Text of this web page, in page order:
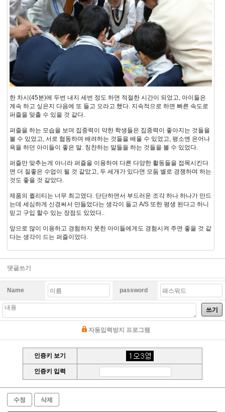
한 차시(45분)에 두번 내지 세번 정도 하면 적절한 시간이 되었고, 아이들은
계속 하고 싶은지 다음에 또 들고 오라고 했다. 지속적으로 하면 빠른 속도로
퍼즐을 맞출 수 있을 것 같다.
퍼즐을 하는 모습을 보며 집중력이 약한 학생들은 집중력이 좋아지는 것들을
볼 수 있었고, 서로 협동하며 배려하는 것들을 배울 수 있었고, 평소엔 은어나
욕을 하던 아이들이 좋은 말. 칭찬하는 말들을 하는 것들을 볼 수 있었다.
퍼즐만 맞추는게 아니라 퍼즐을 이용하여 다른 다양한 활동들을 접목시킨다
면 더 질좋은 수업이 될 것 같았고, 두 세개가 있다면 모둠 별로 경쟁하며 하는
것도 좋을 것 같았다.
제품의 퀼리티는 너무 최고였다. 단단하면서 부드러운 조각 하나 하나가 만드
는데 세심하게 신경써서 만들었다는 생각이 들고 A/S 또한 평생 된다고 하니
믿고 구입 할수 있는 장점도 있었다..
앞으로 많이 이용하고 경험하지 못한 아이들에게도 경험시켜 주면 좋을 것 같
다는 생각이 드는 퍼즐이었다.
댓글쓰기
Name password
쓰기
자동입력방지 프로그램
인증키 보기
인증키 입력
수정 삭제